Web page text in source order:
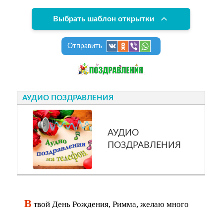
Выбрать шаблон открытки
Отправить
АУДИО ПОЗДРАВЛЕНИЯ
АУДИО
ПОЗДРАВЛЕНИЯ
В твой День Рождения, Римма, желаю много